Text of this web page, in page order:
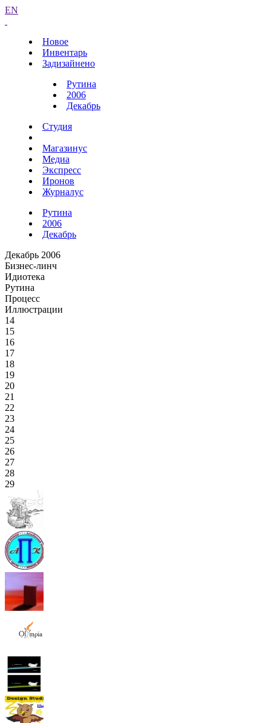
EN
Новое
Инвентарь
Задизайнено
Рутина
2006
Декабрь
Студия
Магазинус
Медиа
Экспресс
Иронов
Журналус
Рутина
2006
Декабрь
Декабрь 2006
Бизнес-линч
Идиотека
Рутина
Процесс
Иллюстрации
14
15
16
17
18
19
20
21
22
23
24
25
26
27
28
29